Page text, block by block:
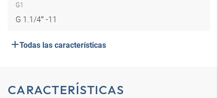
G1
G 1.1/4″ -11
Todas las características
CARACTERÍSTICAS